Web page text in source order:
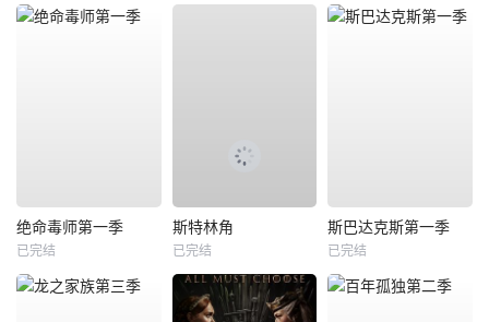
绝命毒师第一季
已完结
斯特林角
已完结
斯巴达克斯第一季
已完结